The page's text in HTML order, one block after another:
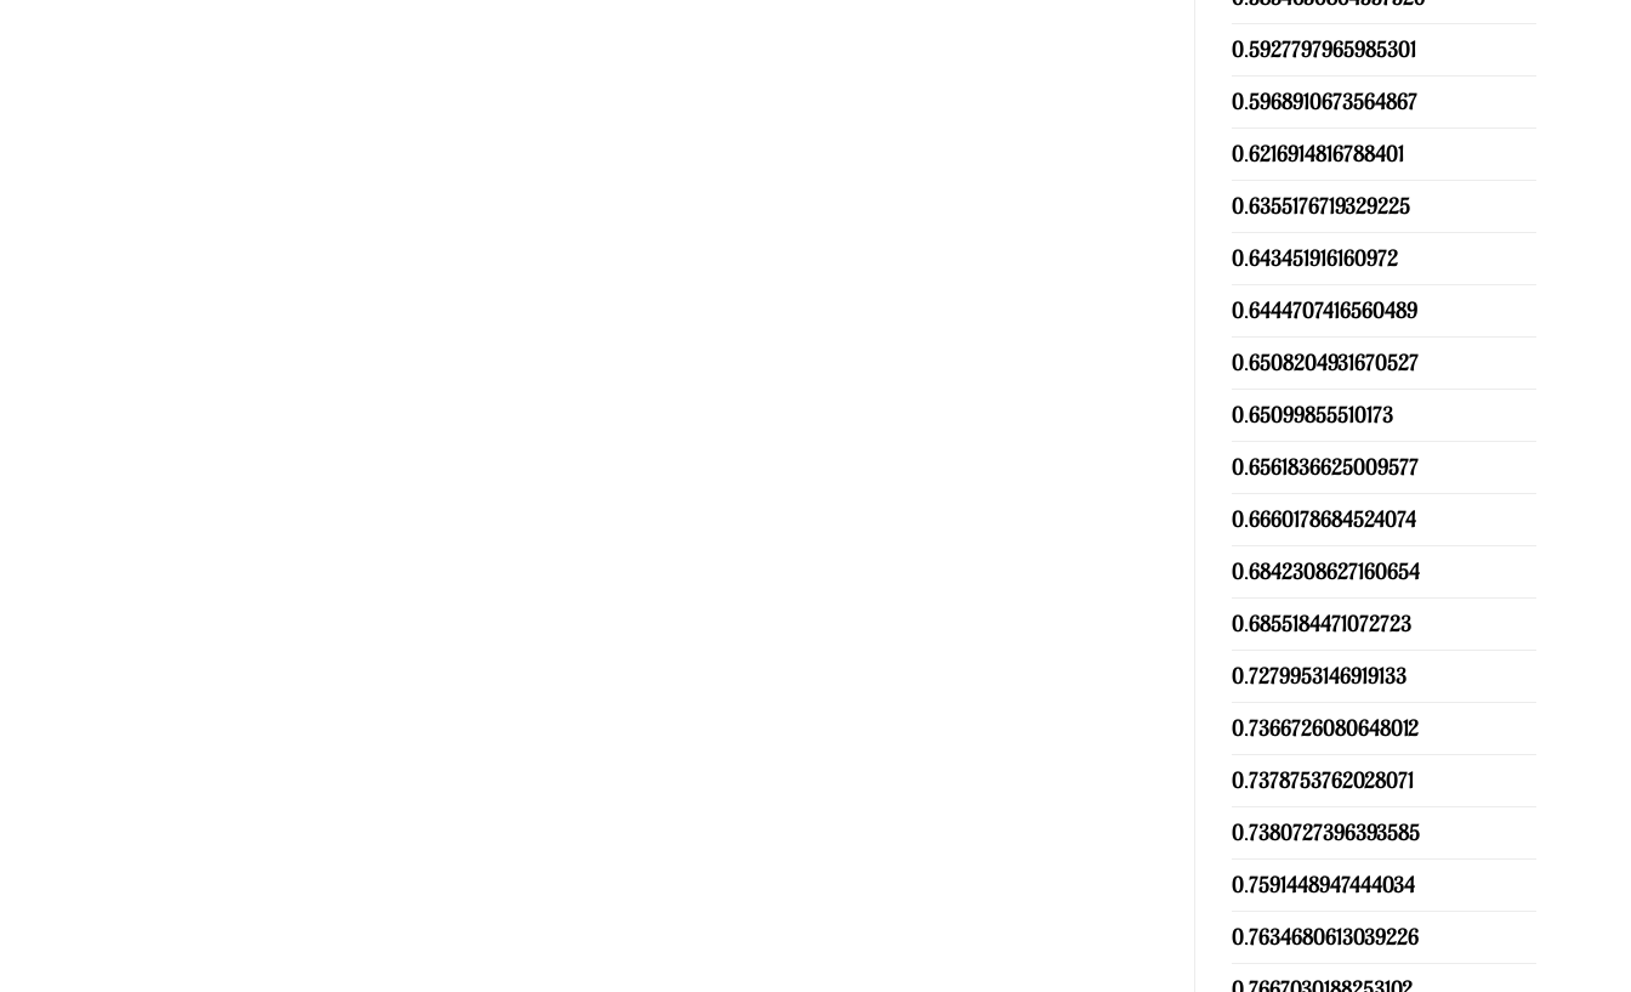
0.5927797965985301
0.5968910673564867
0.6216914816788401
0.6355176719329225
0.643451916160972
0.6444707416560489
0.6508204931670527
0.65099855510173
0.6561836625009577
0.6660178684524074
0.6842308627160654
0.6855184471072723
0.7279953146919133
0.7366726080648012
0.7378753762028071
0.7380727396393585
0.7591448947444034
0.7634680613039226